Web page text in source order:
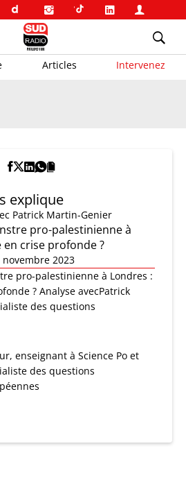
Articles Intervenez
explique
Patrick Martin-Genier
pro-palestinienne à
en crise profonde ?
2023
pro-palestinienne à Londres :
? Analyse avecPatrick
des questions
enseignant à Science Po et
des questions